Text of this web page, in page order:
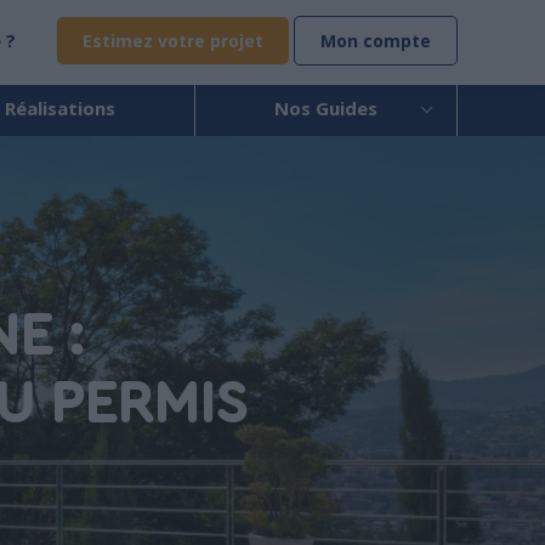
Estimez votre projet Mon compte
Réalisations Nos Guides
:
PERMIS